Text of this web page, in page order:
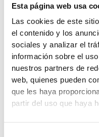
Esta página web usa
Las cookies de este
el contenido y los
sociales y analizar el
información sobre el
nuestros partners de
web, quienes pueden
que les haya
partir del uso que haya
FUNDA MOVIL UNIVERSAL
17,00 €